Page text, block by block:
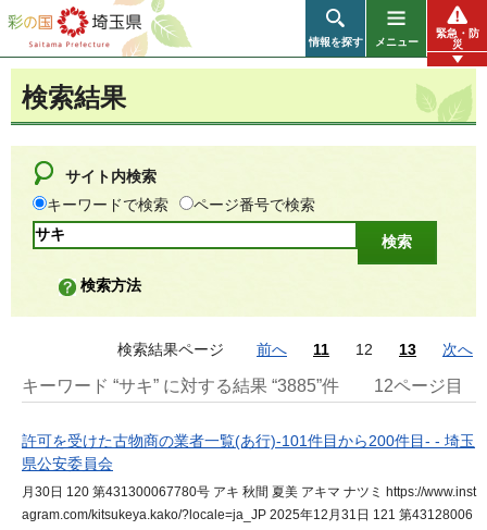
彩の国 埼玉県
情報を探す メニュー
緊急・防
災
検索結果
サイト内検索
キーワードで検索
ページ番号で検索
検索方法
検索結果ページ 前へ 11 12 13 次へ
キーワード “サキ” に対する結果 “3885”件 12ページ目
許可を受けた古物商の業者一覧(あ行)-101件目から200件目- - 埼玉
県公安委員会
月30日 120 第431300067780号 アキ 秋間 夏美 アキマ ナツミ https://www.inst
agram.com/kitsukeya.kako/?locale=ja_JP 2025年12月31日 121 第43128006